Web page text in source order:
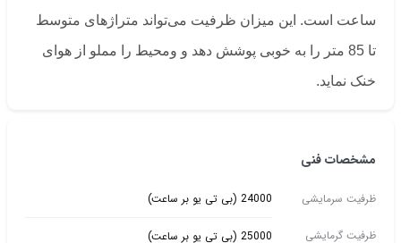
ساعت است. این میزان ظرفیت می‌تواند متراژهای متوسط
تا 85 متر را به خوبی پوشش دهد و ومحیط را مملو از هوای
خنک نماید.
مشخصات فنی
ظرفیت سرمایشی 24000 (بی تی یو بر ساعت)
ظرفیت گرمایشی 25000 (بی تی یو بر ساعت)